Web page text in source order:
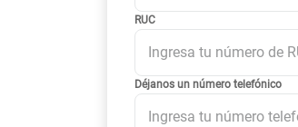
RUC
Déjanos un número telefónico